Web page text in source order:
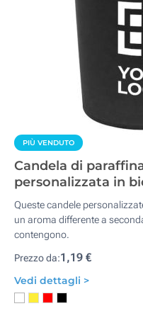
PIÙ VENDUTO
Candela di
personalizzata in
Queste candele
un aroma differente a
contengono.
Prezzo da:1,19 €
Vedi dettagli >